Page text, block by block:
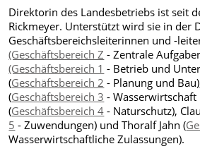
Direktorin des Landesbetriebs ist seit
Rickmeyer. Unterstützt wird sie in der
Geschäftsbereichsleiterinnen und -
(Geschäftsbereich Z - Zentrale
(Geschäftsbereich 1 - Betrieb und
(Geschäftsbereich 2 - Planung und
(Geschäftsbereich 3 - Wasserwirtschaft
(Geschäftsbereich 4 - Naturschutz),
5 - Zuwendungen) und Thoralf Jahn (
Wasserwirtschaftliche Zulassungen).